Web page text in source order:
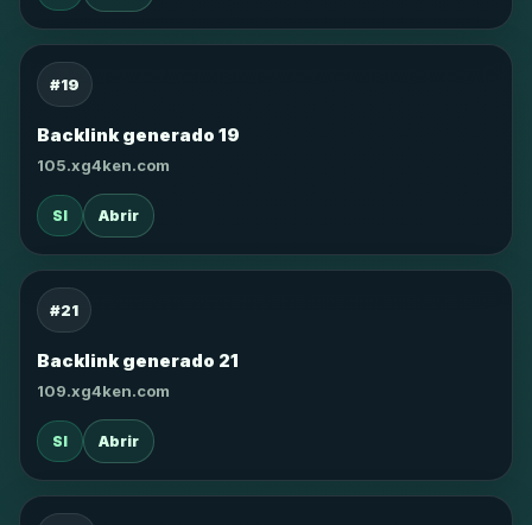
#19
Backlink generado 19
105.xg4ken.com
SI Abrir
#21
Backlink generado 21
109.xg4ken.com
SI Abrir